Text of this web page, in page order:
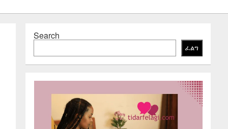
Search
ፈልግ